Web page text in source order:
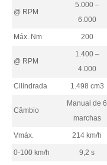
@ RPM
5.000 –
6.000
Máx. Nm 200
@ RPM
1.400 –
4.000
Cilindrada 1.498 cm3
Câmbio
Manual de 6
marchas
Vmáx. 214 km/h
0-100 km/h 9,2 s